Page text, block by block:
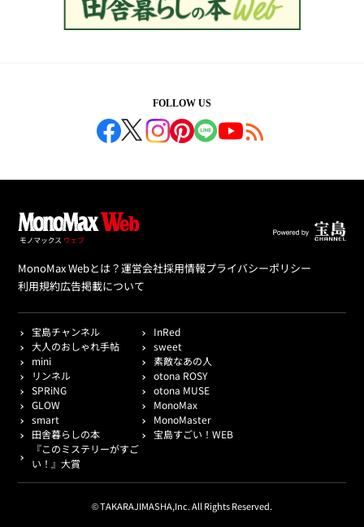
FOLLOW US
MonoMax Webとは？運営会社採用情報プライバシーポリシー
利用規約広告掲載について
宝島チャンネル
InRed
大人のおしゃれ手帖
sweet
mini
素敵なあの人
リンネル
otona ROSY
SPRiNG
otona MUSE
GLOW
MonoMax
smart
MonoMaster
田舎暮らしの本
宝島すごい！WEB
『このミステリーがすご
い！』大賞
© TAKARAJIMASHA,Inc. All Rights Reserved.